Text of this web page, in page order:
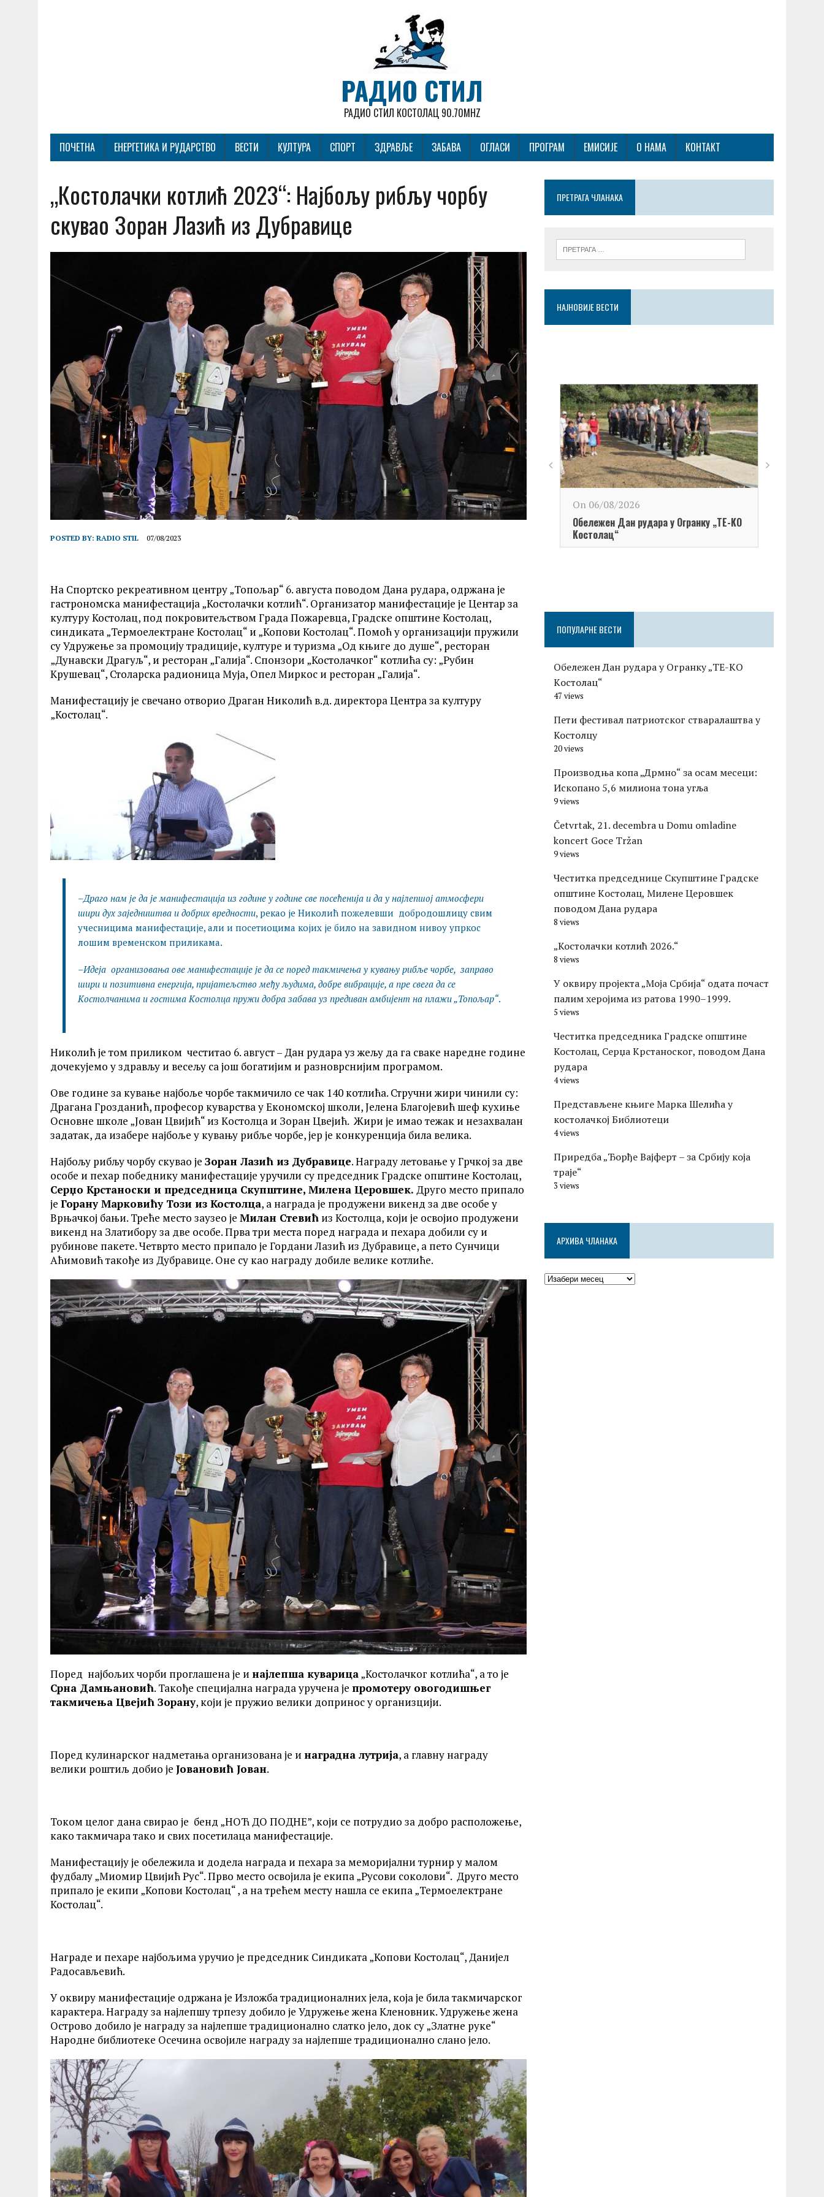
РАДИО СТИЛ
РАДИО СТИЛ КОСТОЛАЦ 90.70MHZ
ПОЧЕТНА ЕНЕРГЕТИКА И РУДАРСТВО ВЕСТИ КУЛТУРА СПОРТ ЗДРАВЉЕ ЗАБАВА ОГЛАСИ ПРОГРАМ ЕМИСИЈЕ О НАМА КОНТАКТ
„Костолачки котлић 2023“: Најбољу рибљу чорбу
скувао Зоран Лазић из Дубравице
POSTED BY: RADIO STIL 07/08/2023
На Спортско рекреативном центру „Топољар“ 6. августа поводом Дана рудара, одржана је
гастрономска манифестација „Костолачки котлић“. Организатор манифестације је Центар за
културу Костолац, под покровитељством Града Пожаревца, Градске општине Костолац,
синдиката „Термоелектране Костолац“ и „Копови Костолац“. Помоћ у организацији пружили
су Удружење за промоцију традиције, културе и туризма „Од књиге до душе“, ресторан
„Дунавски Драгуљ“, и ресторан „Галија“. Спонзори „Костолачког“ котлића су: „Рубин
Крушевац“, Столарска радионица Муја, Опел Миркос и ресторан „Галија“.
Манифестацију је свечано отворио Драган Николић в.д. директора Центра за културу
„Костолац“.
–Драго нам је да је манифестација из године у године све посећенија и да у најлепшој атмосфери
шири дух заједништва и добрих вредности, рекао је Николић пожелевши добродошлицу свим
учесницима манифестације, али и посетиоцима којих је било на завидном нивоу упркос
лошим временском приликама.
–Идеја организовања ове манифестације је да се поред такмичења у кувању рибље чорбе, заправо
шири и позитивна енергија, пријатељство међу људима, добре вибрације, а пре свега да се
Kостолчанима и гостима Костолца пружи добра забава уз предиван амбијент на плажи „Топољар“.
Николић је том приликом честитао 6. август – Дан рудара уз жељу да га сваке наредне године
дочекујемо у здрављу и весељу са још богатијим и разноврснијим програмом.
Ове године за кување најбоље чорбе такмичило се чак 140 котлића. Стручни жири чинили су:
Драгана Грозданић, професор куварства у Економској школи, Јелена Благојевић шеф кухиње
Основне школе „Јован Цвијић“ из Kостолца и Зоран Цвејић. Жири је имао тежак и незахвалан
задатак, да изабере најбоље у кувању рибље чорбе, јер је конкуренција била велика.
Најбољу рибљу чорбу скувао је Зоран Лазић из Дубравице. Награду летовање у Грчкој за две
особе и пехар победнику манифестације уручили су председник Градске општине Kостолац,
Серџо Kрстаноски и председница Скупштине, Милена Церовшек. Друго место припало
је Горану Марковићу Този из Костолца, а награда је продужени викенд за две особе у
Врњачкој бањи. Треће место заузео је Милан Стевић из Костолца, који је освојио продужени
викенд на Златибору за две особе. Прва три места поред награда и пехара добили су и
рубинове пакете. Четврто место припало је Гордани Лазић из Дубравице, а пето Сунчици
Аћимовић такође из Дубравице. Оне су као награду добиле велике котлиће.
Поред најбољих чорби проглашена је и најлепша куварица„Костолачког котлића“, а то је
Срна Дамњановић. Такође специјална награда уручена је промотеру овогодишњег
такмичења Цвејић Зорану, који је пружио велики допринос у организцији.
Поред кулинарског надметања организована је и наградна лутрија, а главну награду
велики роштиљ добио је Јовановић Јован.
Током целог дана свирао је бенд „НОЋ ДО ПОДНЕ”, који се потрудио за добро расположење,
како такмичара тако и свих посетилаца манифестације.
Манифестацију је обележила и додела награда и пехара за меморијални турнир у малом
фудбалу „Миомир Цвијић Рус“. Прво место освојила је екипа „Русови соколови“. Друго место
припало је екипи „Копови Костолац“ , а на трећем месту нашла се екипа „Термоелектране
Костолац“.
Награде и пехаре најбољима уручио је председник Синдиката „Копови Костолац“, Данијел
Радосављевић.
У оквиру манифестације одржана је Изложба традиционалних јела, која је била такмичарског
карактера. Награду за најлепшу трпезу добило је Удружење жена Кленовник. Удружење жена
Острово добило је награду за најлепше традиционално слатко јело, док су „Златне руке“
Народне библиотеке Осечина освојиле награду за најлепше традиционално слано јело.
ПРЕТРАГА ЧЛАНАКА
НАЈНОВИЈЕ ВЕСТИ
On 06/08/2026
Обележен Дан рудара у Огранку „ТЕ-KО
Kостолац“
ПОПУЛАРНЕ ВЕСТИ
Обележен Дан рудара у Огранку „ТЕ-KО
Kостолац“
47 views
Пети фестивал патриотског стваралаштва у
Костолцу
20 views
Производња копа „Дрмно“ за осам месеци:
Ископано 5,6 милиона тона угља
9 views
Četvrtak, 21. decembra u Domu omladine
koncert Goce Tržan
9 views
Честитка председнице Скупштине Градске
општине Kостолац, Милене Церовшек
поводом Дана рудара
8 views
„Костолачки котлић 2026.“
8 views
У оквиру пројекта „Моја Србија“ одата почаст
палим херојима из ратова 1990–1999.
5 views
Честитка председника Градске општине
Костолац, Серџа Крстаноског, поводом Дана
рудара
4 views
Представљене књиге Марка Шелића у
костолачкој Библиотеци
4 views
Приредба „Ђорђе Вајферт – за Србију која
траје“
3 views
АРХИВА ЧЛАНАКА